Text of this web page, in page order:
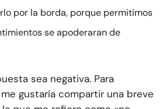
por la borda, porque permitimos
se apoderaran de
sea negativa. Para
gustaría compartir una breve